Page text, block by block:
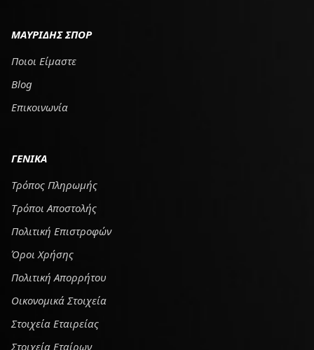
ΜΑΥΡΙΔΗΣ ΣΠΟΡ
Ποιοι Είμαστε
Blog
Επικοινωνία
ΓΕΝΙΚΑ
Τρόπος Πληρωμής
Tρόποι Αποστολής
Πολιτική Επιστροφών
Όροι Χρήσης
Πολιτική Απορρήτου
Οικονομικά Στοιχεία
Στοιχεία Εταιρείας
Στοιχεία Εταίρων